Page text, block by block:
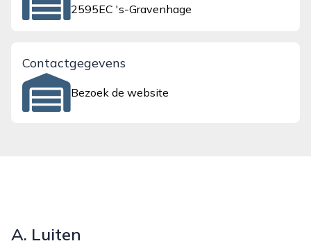
2595EC 's-Gravenhage
Contactgegevens
Bezoek de website
A. Luiten